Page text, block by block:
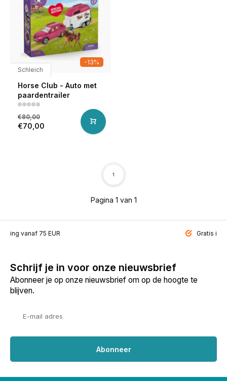
-13%
Schleich
Horse Club - Auto met
paardentrailer
€80,00
€70,00
Pagina 1 van 1
1
vanaf 75 EUR Gratis
Schrijf je in voor onze nieuwsbrief
Abonneer je op onze nieuwsbrief om op de hoogte te
blijven.
Abonneer